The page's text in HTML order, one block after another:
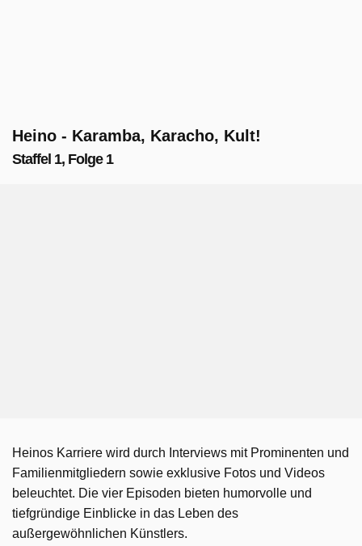
Heino - Karamba, Karacho, Kult!
Staffel 1, Folge 1
Heinos Karriere wird durch Interviews mit Prominenten und
Familienmitgliedern sowie exklusive Fotos und Videos
beleuchtet. Die vier Episoden bieten humorvolle und
tiefgründige Einblicke in das Leben des
außergewöhnlichen Künstlers.